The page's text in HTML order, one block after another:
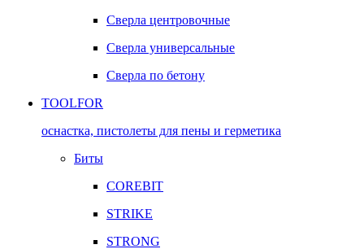
Сверла центровочные
Сверла универсальные
Сверла по бетону
TOOLFOR
оснастка, пистолеты для пены и герметика
Биты
COREBIT
STRIKE
STRONG